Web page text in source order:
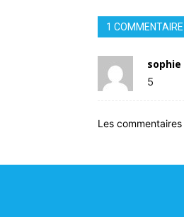
1 COMMENTAIRE
sophie
5
Les